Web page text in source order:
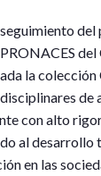
seguimiento
la
de
con alto
al
en las